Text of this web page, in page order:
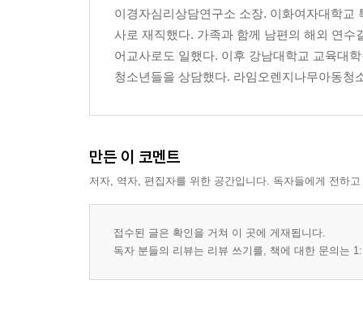
이경자심리상담연구소 소장. 이화여자대학교
사로 재직했다. 가족과 함께 남편의 해외 연
어교사로도 일했다. 이후 강남대학교 교육대
청소년들을 상담했다. 라임오렌지나무아동청
만든 이 코멘트
저자, 역자, 편집자를 위한 공간입니다. 독자들에게 전하
접수된 글은 확인을 거쳐 이 곳에 게재됩니다.
독자 분들의 리뷰는 리뷰 쓰기를, 책에 대한 문의는